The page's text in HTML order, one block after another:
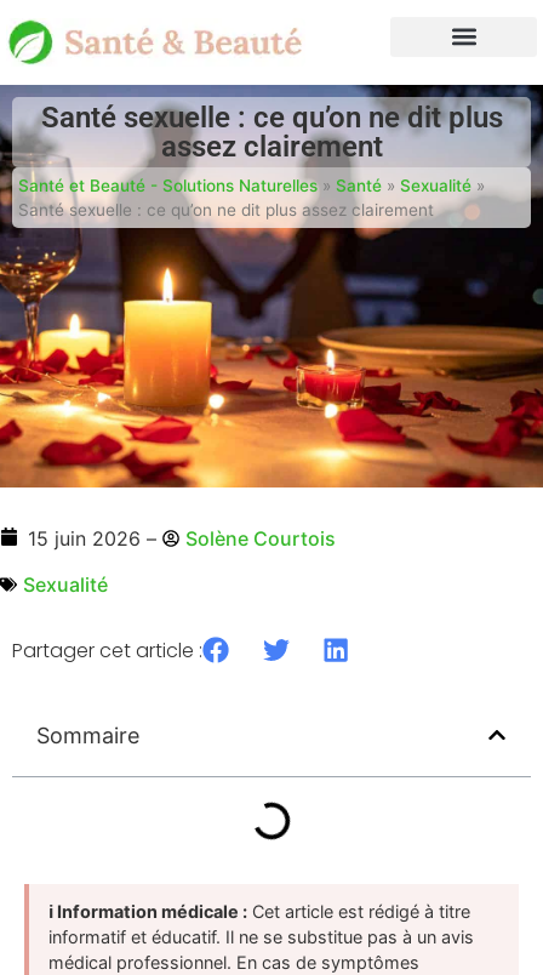
Santé sexuelle : ce qu’on ne dit plus
assez clairement
Santé et Beauté - Solutions Naturelles » Santé » Sexualité »
Santé sexuelle : ce qu’on ne dit plus assez clairement
15 juin 2026 –
Solène Courtois
Sexualité
Partager cet article :
Sommaire
ℹ️ Information médicale : Cet article est rédigé à titre
informatif et éducatif. Il ne se substitue pas à un avis
médical professionnel. En cas de symptômes